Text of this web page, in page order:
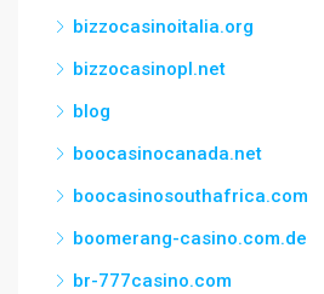
bizzocasinoitalia.org
bizzocasinopl.net
blog
boocasinocanada.net
boocasinosouthafrica.com
boomerang-casino.com.de
br-777casino.com